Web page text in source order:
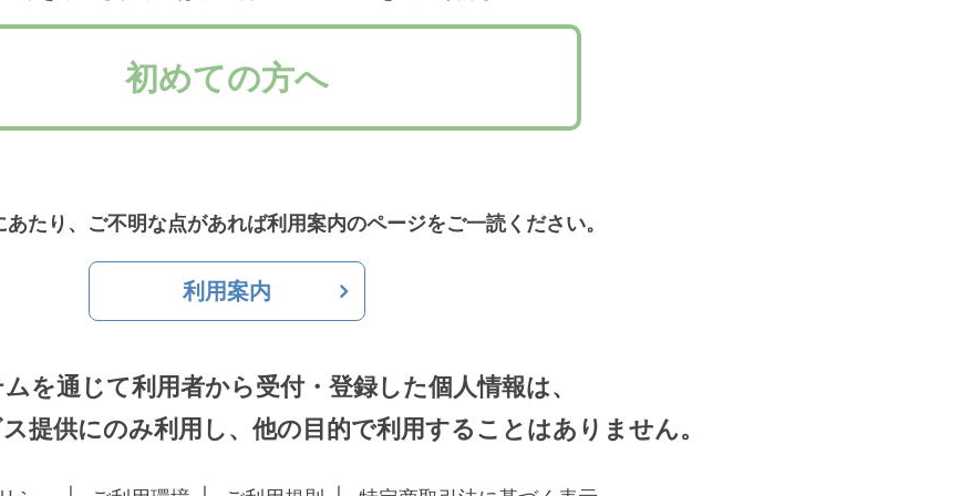
初めての方へ
たり、ご不明な点があれば利用案内のページをご一読ください。
利用案内
を通じて利用者から受付・登録した個人情報は、
提供にのみ利用し、他の目的で利用することはありません。